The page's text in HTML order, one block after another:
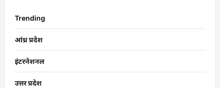
Trending
आंध्र प्रदेश
इंटरनेशनल
उत्तर प्रदेश